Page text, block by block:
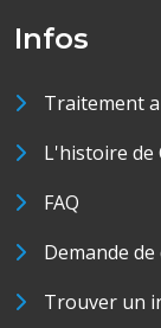
Infos
Traitement
L'histoire de
FAQ
Demande de
Trouver un